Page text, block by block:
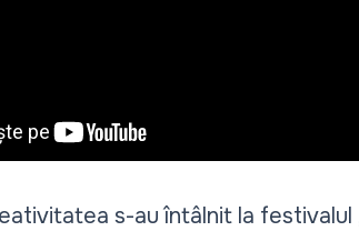
s-au întâlnit la festivalul